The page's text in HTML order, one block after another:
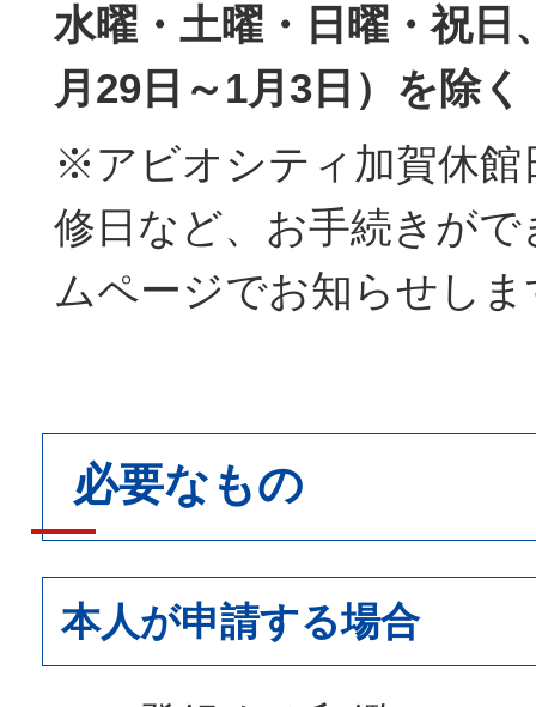
水曜・土曜・日曜・祝日
月29日～1月3日）を除く
※アビオシティ加賀休館
修日など、お手続きが
ムページでお知らせしま
必要なもの
本人が申請する場合